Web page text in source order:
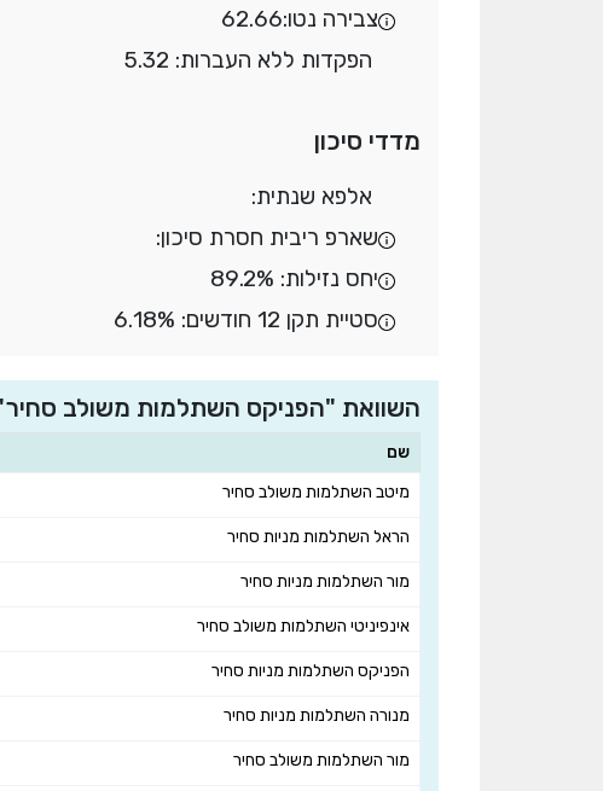
צבירה נטו:62.66
הפקדות ללא העברות: 5.32
מדדי סיכון
אלפא שנתית:
שארפ ריבית חסרת סיכון:
יחס נזילות: 89.2%
סטיית תקן 12 חודשים: 6.18%
השוואת "הפניקס השתלמות משולב
שם
מיטב השתלמות משולב סחיר
הראל השתלמות מניות סחיר
מור השתלמות מניות סחיר
אינפיניטי השתלמות משולב סחיר
הפניקס השתלמות מניות סחיר
מנורה השתלמות מניות סחיר
מור השתלמות משולב סחיר